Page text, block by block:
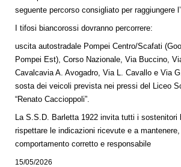
seguente percorso consigliato per raggiungere
I tifosi biancorossi dovranno percorrere:
uscita autostradale Pompei Centro/Scafati
Pompei Est), Corso Nazionale, Via Buccino,
Cavalcavia A. Avogadro, Via L. Cavallo e Via
sosta dei veicoli prevista nei pressi del Liceo
“Renato Caccioppoli”.
La S.S.D. Barletta 1922 invita tutti i sostenitori
rispettare le indicazioni ricevute e a
comportamento corretto e responsabile
15/05/2026